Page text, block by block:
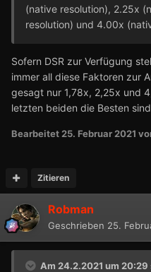
(native resolution), 2.25x
resolution) und 4.00x
Sofern DSR zur Verfügung
immer all diese Faktoren zur
gesagt nur 1,78x, 2,25x und
letzten beiden die Besten
Bearbeitet 25. Februar 2021
Zitieren
Robman
Geschrieben 25.
Am 24.2.2021 um